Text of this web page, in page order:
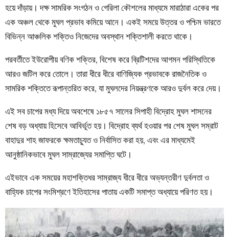
হয়ে দাঁড়ায়। দক্ষ সামরিক সংগঠন ও গেরিলা কৌশলের মাধ্যমে মারাঠারা একের পর
এক অঞ্চল থেকে মুঘল প্রভাব কমিয়ে আনে। একই সময়ে উত্তর ও পশ্চিম ভারতে
বিভিন্ন আঞ্চলিক শক্তিও নিজেদের অবস্থান শক্তিশালী করতে থাকে।
পরবর্তীতে ইউরোপীয় বণিক শক্তির, বিশেষ করে ব্রিটিশদের আগমন পরিস্থিতিকে
আরও জটিল করে তোলে। তারা ধীরে ধীরে বাণিজ্যিক প্রভাবকে রাজনৈতিক ও
সামরিক শক্তিতে রূপান্তরিত করে, যা মুঘলদের নিয়ন্ত্রণকে আরও দুর্বল করে দেয়।
এই সব চাপের মধ্য দিয়ে অবশেষে ১৮৫৭ সালের সিপাহী বিদ্রোহ মুঘল শাসনের
শেষ বড় অধ্যায় হিসেবে আবির্ভূত হয়। বিদ্রোহ ব্যর্থ হওয়ার পর শেষ মুঘল সম্রাট
বাহাদুর শাহ জাফরকে ক্ষমতাচ্যুত ও নির্বাসিত করা হয়, এবং এর মাধ্যমেই
আনুষ্ঠানিকভাবে মুঘল সাম্রাজ্যের সমাপ্তি ঘটে।
এইভাবে এক সময়ের মহাশক্তিধর সাম্রাজ্য ধীরে ধীরে অভ্যন্তরীণ দুর্বলতা ও
বাহ্যিক চাপের সংমিশ্রণে ইতিহাসের পাতায় একটি সমাপ্ত অধ্যায়ে পরিণত হয়।